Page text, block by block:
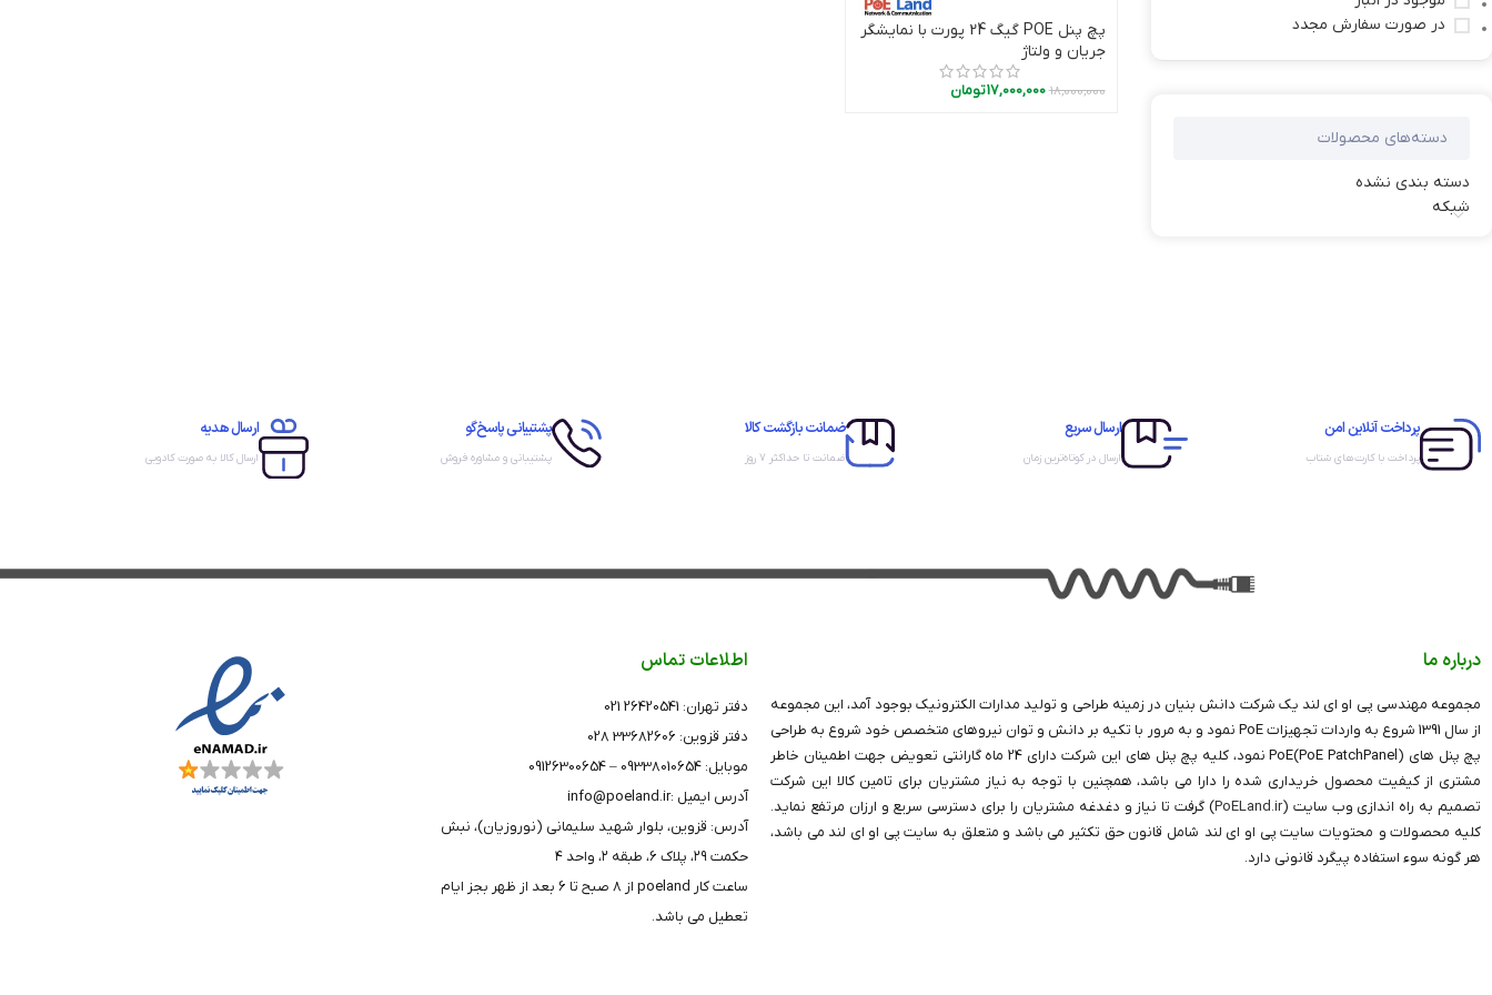
در صورت سفارش مجدد
دسته‌های محصولات
دسته بندی نشده
شبکه
افزودن به سبد خرید
پچ پنل POE گیگ 24 پورت با نمایشگر
جریان و ولتاژ
18,000,000
17,000,000تومان
پرداخت آنلاین امن
پرداخت با کارت‌های شتاب
ارسال سریع
ارسال در کوتاه‌ترین زمان
ضمانت بازگشت کالا
ضمانت تا حداکثر ۷ روز
پشتیبانی پاسخ‌گو
پشتیبانی و مشاوره فروش
ارسال هدیه
ارسال کالا به صورت کادویی
درباره ما
مجموعه مهندسی پی او ای لند یک شرکت دانش بنیان در زمینه طراحی و تولید مدارات الکترونیک بوجود آمد، این مجموعه
از سال 1391 شروع به واردات تجهیزات PoE نمود و به مرور با تکیه بر دانش و توان نیروهای متخصص خود شروع به طراحی
پچ پنل های (PoE PatchPanel)PoE نمود، کلیه پچ پنل های این شرکت دارای 24 ماه گارانتی تعویض جهت اطمینان خاطر
مشتری از کیفیت محصول خریداری شده را دارا می باشد، همچنین با توجه به نیاز مشتریان برای تامین کالا این شرکت
تصمیم به راه اندازی وب سایت (PoELand.ir) گرفت تا نیاز و دغدغه مشتریان را برای دسترسی سریع و ارزان مرتفع نماید.
کلیه محصولات و محتویات سایت پی او ای لند شامل قانون حق تکثیر می باشد و متعلق به سایت پی او ای لند می باشد،
هر گونه سوء استفاده پیگرد قانونی دارد.
اطلاعات تماس
دفتر تهران: 26420541 021
دفتر قزوین: 33682606 028
موبایل: 09338010654 – 09126300654
آدرس ایمیل :info@poeland.ir
آدرس: قزوین، بلوار شهید سلیمانی (نوروزیان)، نبش
حکمت ۲۹، پلاک ۶، طبقه ۲، واحد ۴
ساعت کار poeland از 8 صبح تا 6 بعد از ظهر بجز ایام
تعطیل می باشد.